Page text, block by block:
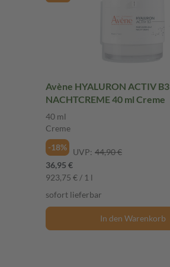
Avène HYALURON ACTIV B3
NACHTCREME 40 ml Creme
40 ml
Creme
-18%
UVP: 44,90 €
36,95 €
923,75 € / 1 l
sofort lieferbar
In den Warenkorb